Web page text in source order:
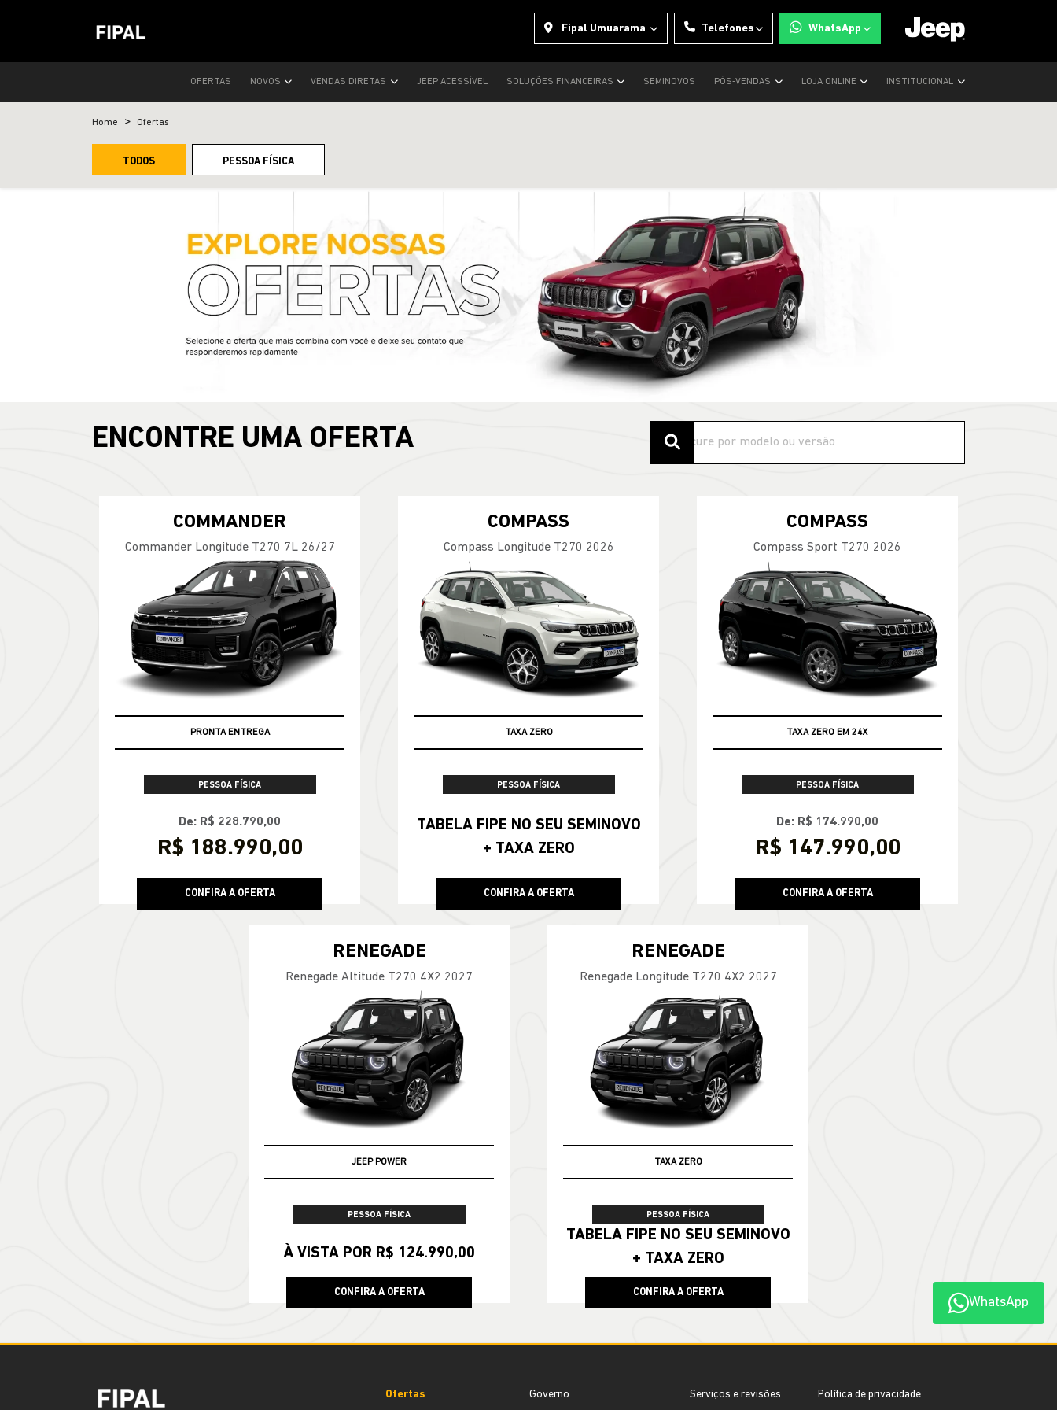
Fipal Umuarama Telefones WhatsApp
OFERTAS NOVOS VENDAS DIRETAS JEEP ACESSÍVEL SOLUÇÕES FINANCEIRAS SEMINOVOS PÓS-VENDAS LOJA ONLINE INSTITUCIONAL
Home Ofertas
TODOS PESSOA FÍSICA
templates.template-01.components.carousel.texts.control_prev
ENCONTRE UMA OFERTA
COMMANDER
Commander Longitude T270 7L 26/27
PRONTA ENTREGA
PESSOA FÍSICA
De: R$ 228.790,00
R$ 188.990,00
CONFIRA A OFERTA
COMPASS
Compass Longitude T270 2026
100% DA TABELA FIPE NO SEU USADO
PESSOA FÍSICA
TABELA FIPE NO SEU SEMINOVO
+ TAXA ZERO
CONFIRA A OFERTA
COMPASS
Compass Sport T270 2026
TAXA ZERO EM 24X
PESSOA FÍSICA
De: R$ 174.990,00
R$ 147.990,00
CONFIRA A OFERTA
RENEGADE
Renegade Altitude T270 4X2 2027
JEEP POWER
PESSOA FÍSICA
À VISTA POR R$ 124.990,00
CONFIRA A OFERTA
RENEGADE
Renegade Longitude T270 4X2 2027
TABELA FIPE
PESSOA FÍSICA
TABELA FIPE NO SEU SEMINOVO
+ TAXA ZERO
CONFIRA A OFERTA
WhatsApp
Ofertas Governo Serviços e revisões Política de privacidade